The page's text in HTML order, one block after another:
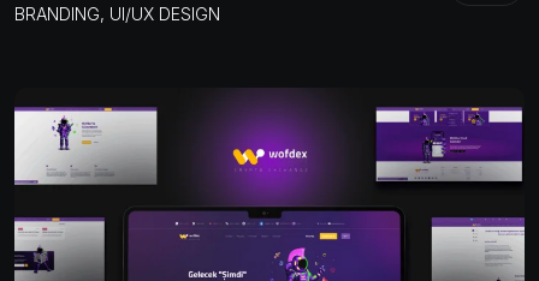
BRANDING, UI/UX DESIGN